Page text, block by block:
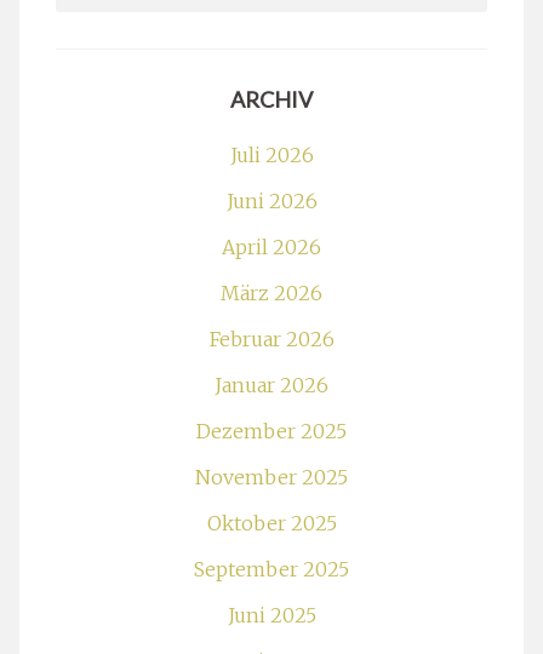
ARCHIV
Juli 2026
Juni 2026
April 2026
März 2026
Februar 2026
Januar 2026
Dezember 2025
November 2025
Oktober 2025
September 2025
Juni 2025